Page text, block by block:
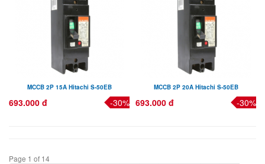
MCCB 2P 15A Hitachi S-50EB
693.000 đ -30%
MCCB 2P 20A Hitachi S-50EB
693.000 đ -30%
Page 1 of 14